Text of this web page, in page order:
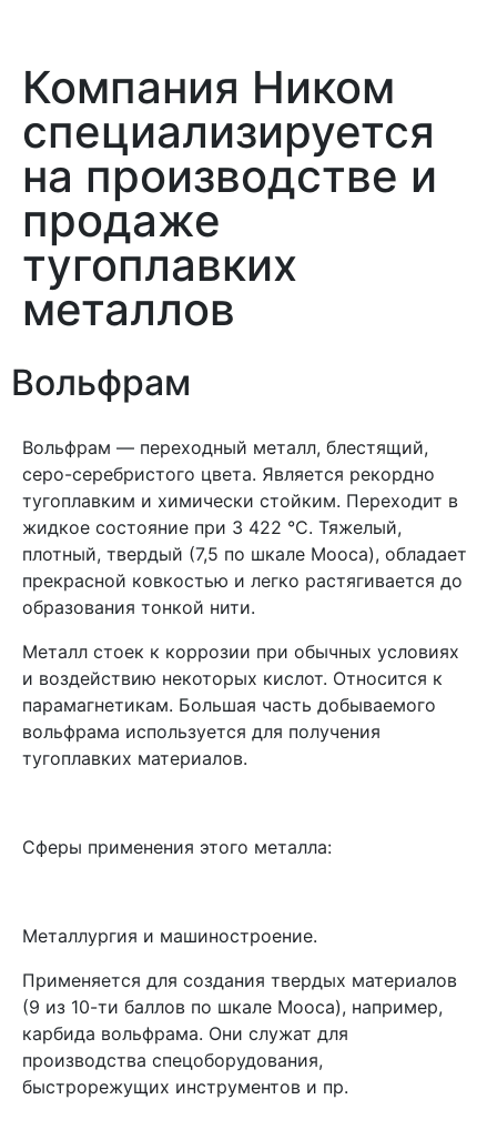
Компания Ником
специализируется
на производстве и
продаже
тугоплавких
металлов
Вольфрам
Вольфрам — переходный металл, блестящий,
серо-серебристого цвета. Является рекордно
тугоплавким и химически стойким. Переходит в
жидкое состояние при 3 422 °C. Тяжелый,
плотный, твердый (7,5 по шкале Мооса), обладает
прекрасной ковкостью и легко растягивается до
образования тонкой нити.
Металл стоек к коррозии при обычных условиях
и воздействию некоторых кислот. Относится к
парамагнетикам. Большая часть добываемого
вольфрама используется для получения
тугоплавких материалов.
Сферы применения этого металла:
Металлургия и машиностроение.
Применяется для создания твердых материалов
(9 из 10-ти баллов по шкале Мооса), например,
карбида вольфрама. Они служат для
производства спецоборудования,
быстрорежущих инструментов и пр.